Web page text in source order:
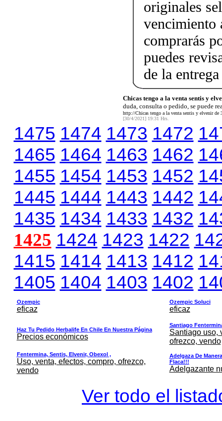
originales
vencimiento
comprarás
puedes
de la entrega
Chicas tengo a la venta sentis y
duda, consulta o pedido, se puede
http://Chicas tengo a la venta sentis y elvenir de
[30/4/2021] 19:31 Hrs.
1475 1474 1473 1472
1465 1464 1463 1462
1455 1454 1453 1452
1445 1444 1443 1442
1435 1434 1433 1432
1425 1424 1423 1422
1415 1414 1413 1412
1405 1404 1403 1402
Ozempic
eficaz
Ozempic Soluci
eficaz
Haz Tu Pedido Herbalife En Chile En Nuestra Página
Precios económicos
Santiago
Santiago uso,
ofrezco, vendo
Fentermina, Sentis, Elvenir, Obexol ,
Uso, venta, efectos, compro, ofrezco,
vendo
Adelgaza De
Flaca!!!
Adelgazante
Ver todo el